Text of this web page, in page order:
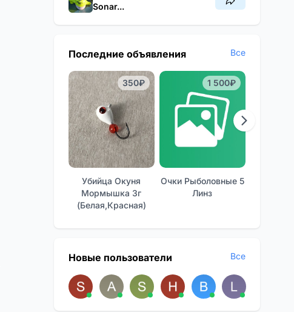
Sonar...
Последние объявления Все
350₽
Убийца Окуня
Мормышка 3г
(белая,красная)
1 500₽
Очки Рыболовные 5
Линз
Новые пользователи Все